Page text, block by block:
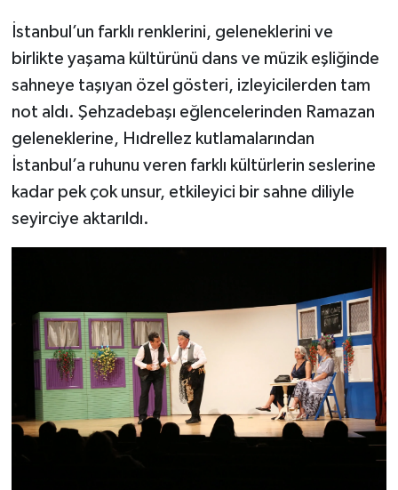
İstanbul’un farklı renklerini, geleneklerini ve
birlikte yaşama kültürünü dans ve müzik eşliğinde
sahneye taşıyan özel gösteri, izleyicilerden tam
not aldı. Şehzadebaşı eğlencelerinden Ramazan
geleneklerine, Hıdrellez kutlamalarından
İstanbul’a ruhunu veren farklı kültürlerin seslerine
kadar pek çok unsur, etkileyici bir sahne diliyle
seyirciye aktarıldı.